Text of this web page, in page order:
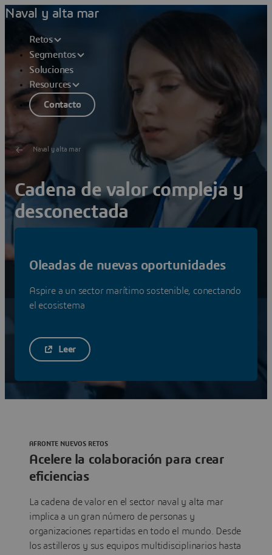
Naval y alta mar
Retos
Segmentos
Soluciones
Resources
Contacto
Naval y alta mar
Cadena de valor compleja y
desconectada
cualquier momento.
Ver soluciones
Oleadas de nuevas oportunidades
Aspire a un sector marítimo sostenible, conectando
el ecosistema
Leer
Acelere la colaboración para crear
eficiencias
AFRONTE NUEVOS RETOS
La cadena de valor en el sector naval y alta mar
implica a un gran número de personas y
organizaciones repartidas en todo el mundo. Desde
los astilleros y sus equipos multidisciplinarios hasta